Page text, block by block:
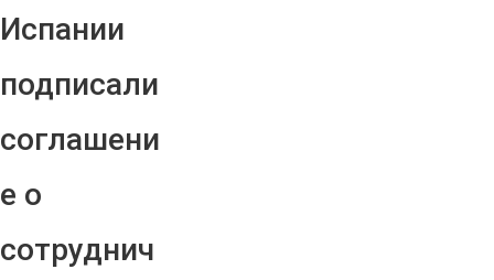
Испании
подписали
соглашени
е о
сотруднич